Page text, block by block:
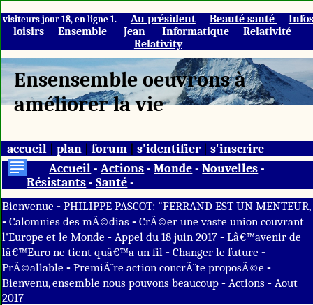
visiteurs jour 18, en ligne 1. Au président Beauté santé
Infos
loisirs
Ensemble Jean Informatique
Relativité
Relativity
Ensensemble oeuvrons à
améliorer la vie
accueil |plan |forum |s'identifier |s'inscrire
Accueil -Actions -Monde -Nouvelles -
Résistants -Santé -
Bienvenue-PHILIPPE PASCOT: "FERRAND EST UN MENTEUR,
-Calomnies des mÃ©dias-CrÃ©er une vaste union couvrant
l'Europe et le Monde-Appel du 18 juin 2017-Lâ€™avenir de
lâ€™Euro ne tient quâ€™a un fil-Changer le future-
PrÃ©allable-PremiÃ¨re action concrÃ¨te proposÃ©e-
Bienvenu, ensemble nous pouvons beaucoup-Actions-Aout
2017